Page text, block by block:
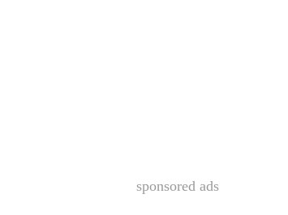
sponsored ads